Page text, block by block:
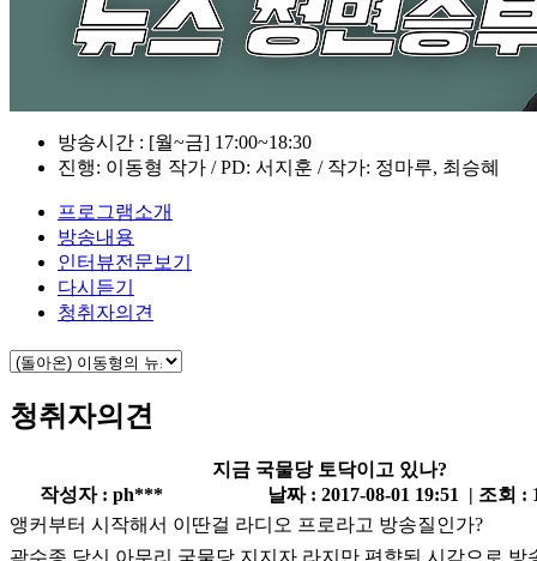
방송시간 : [월~금] 17:00~18:30
진행: 이동형 작가 / PD: 서지훈 / 작가: 정마루, 최승혜
프로그램소개
방송내용
인터뷰전문보기
다시듣기
청취자의견
청취자의견
지금 국물당 토닥이고 있나?
작성자 : ph***
날짜 : 2017-08-01 19:51 | 조회 :
앵커부터 시작해서 이딴걸 라디오 프로라고 방송질인가?